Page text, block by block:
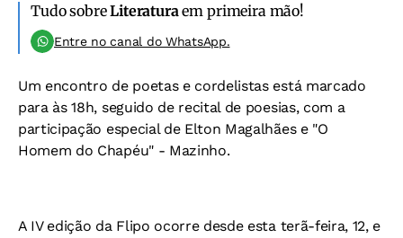
Tudo sobreLiteraturaem primeira mão!
Entre no canal do WhatsApp.
Um encontro de poetas e cordelistas está marcado
para às 18h, seguido de recital de poesias, com a
participação especial de Elton Magalhães e "O
Homem do Chapéu" - Mazinho.
A IV edição da Flipo ocorre desde esta terã-feira, 12, e